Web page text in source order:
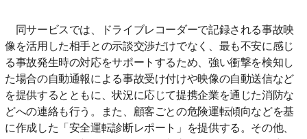
同サービスでは、ドライブレコーダーで記録される事故映
像を活用した相手との示談交渉だけでなく、最も不安に感じ
る事故発生時の対応をサポートするため、強い衝撃を検知し
た場合の自動通報による事故受け付けや映像の自動送信など
を提供するとともに、状況に応じて提携企業を通じた消防な
どへの連絡も行う。また、顧客ごとの危険運転傾向などを基
に作成した「安全運転診断レポート」を提供する。その他、